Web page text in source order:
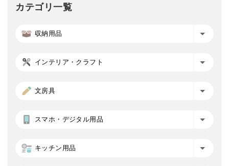
カテゴリ一覧
収納用品
インテリア・クラフト
文房具
スマホ・デジタル用品
キッチン用品